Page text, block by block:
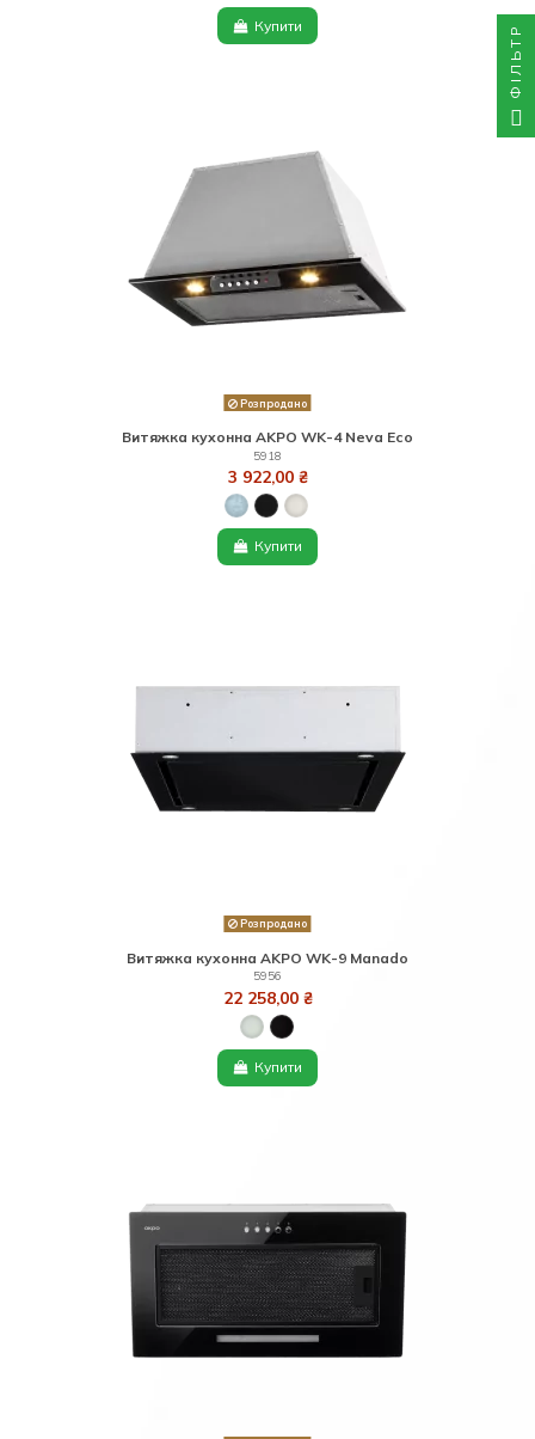
Купити
Розпродано
Витяжка кухонна AKPO WK-4 Neva Eco
5918
3 922,00 ₴
Купити
Розпродано
Витяжка кухонна AKPO WK-9 Manado
5956
22 258,00 ₴
Купити
ФІЛЬТР